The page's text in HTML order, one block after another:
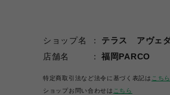
ショップ名
テラス アヴェ
店舗名
福岡PARCO
特定商取引法など法令に基づく表記は こちら
ショップお問い合わせは こちら